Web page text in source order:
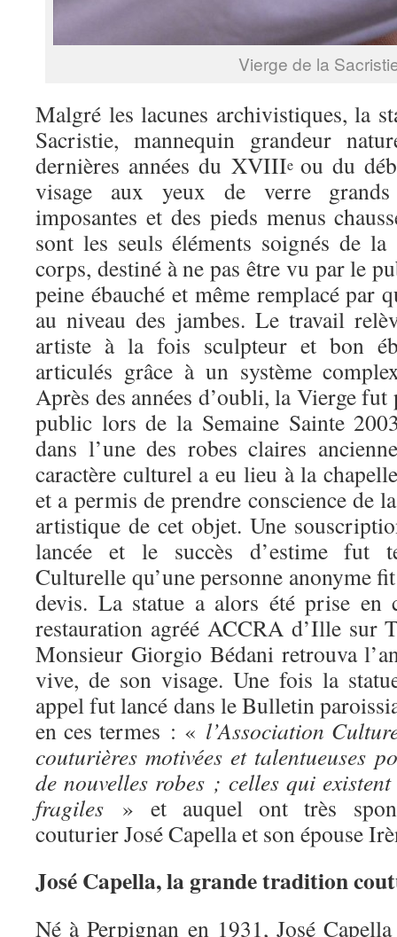
Vierge de la
Malgré les lacunes archivistiques, la
Sacristie, mannequin grandeur
dernières années du XVIIIe ou du
visage aux yeux de verre
imposantes et des pieds menus
sont les seuls éléments soignés de
corps, destiné à ne pas être vu par le
peine ébauché et même remplacé par
au niveau des jambes. Le travail
artiste à la fois sculpteur et bon
articulés grâce à un système
Après des années d’oubli, la Vierge fut
public lors de la Semaine Sainte
dans l’une des robes claires
caractère culturel a eu lieu à la
et a permis de prendre conscience de
artistique de cet objet. Une
lancée et le succès d’estime fut
Culturelle qu’une personne anonyme
devis. La statue a alors été prise en
restauration agréé ACCRA d’Ille sur
Monsieur Giorgio Bédani retrouva
vive, de son visage. Une fois la
appel fut lancé dans le Bulletin
en ces termes : « l’Association
couturières motivées et talentueuses
de nouvelles robes ; celles qui
fragiles » et auquel ont très
couturier José Capella et son épouse
José Capella, la grande tradition
Né à Perpignan en 1931, José